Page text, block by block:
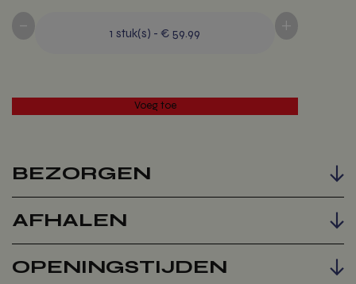
- 1 stuk(s) - € 59.99 +
BEZORGEN
AFHALEN
OPENINGSTIJDEN